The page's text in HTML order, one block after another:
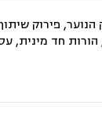
הנוער, פירוק
הורות חד מינית,